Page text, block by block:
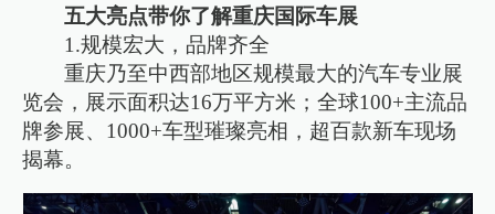
五大亮点带你了解重庆国际车展
1.规模宏大，品牌齐全
重庆乃至中西部地区规模最大的汽车专业展
览会，展示面积达16万平方米；全球100+主流品
牌参展、1000+车型璀璨亮相，超百款新车现场
揭幕。